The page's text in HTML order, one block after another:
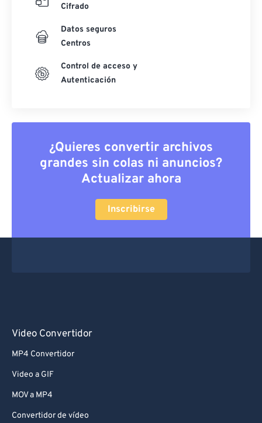
Cifrado
Datos seguros
Centros
Control de acceso y
Autenticación
¿Quieres convertir archivos
grandes sin colas ni anuncios?
Actualizar ahora
Inscribirse
Video Convertidor
MP4 Convertidor
Video a GIF
MOV a MP4
Convertidor de vídeo